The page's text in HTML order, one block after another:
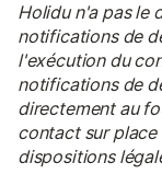
Holidu n'a pas le
notifications de
l'exécution du
notifications de
directement au
contact sur place
dispositions